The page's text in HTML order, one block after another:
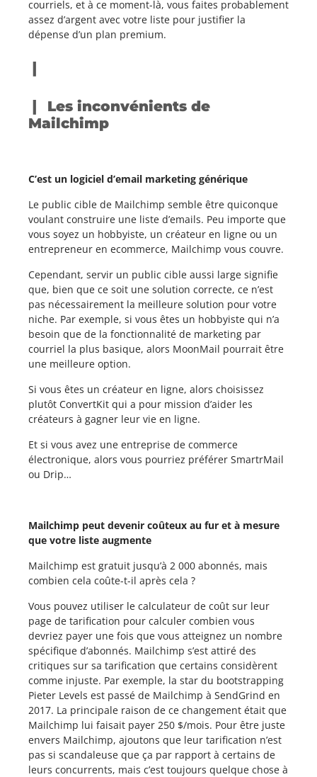
courriels, et à ce moment-là, vous faites probablement
assez d’argent avec votre liste pour justifier la
dépense d’un plan premium.
Les inconvénients de
Mailchimp
C’est un logiciel d’email marketing générique
Le public cible de Mailchimp semble être quiconque
voulant construire une liste d’emails. Peu importe que
vous soyez un hobbyiste, un créateur en ligne ou un
entrepreneur en ecommerce, Mailchimp vous couvre.
Cependant, servir un public cible aussi large signifie
que, bien que ce soit une solution correcte, ce n’est
pas nécessairement la meilleure solution pour votre
niche. Par exemple, si vous êtes un hobbyiste qui n’a
besoin que de la fonctionnalité de marketing par
courriel la plus basique, alors MoonMail pourrait être
une meilleure option.
Si vous êtes un créateur en ligne, alors choisissez
plutôt ConvertKit qui a pour mission d’aider les
créateurs à gagner leur vie en ligne.
Et si vous avez une entreprise de commerce
électronique, alors vous pourriez préférer SmartrMail
ou Drip…
Mailchimp peut devenir coûteux au fur et à mesure
que votre liste augmente
Mailchimp est gratuit jusqu’à 2 000 abonnés, mais
combien cela coûte-t-il après cela ?
Vous pouvez utiliser le calculateur de coût sur leur
page de tarification pour calculer combien vous
devriez payer une fois que vous atteignez un nombre
spécifique d’abonnés. Mailchimp s’est attiré des
critiques sur sa tarification que certains considèrent
comme injuste. Par exemple, la star du bootstrapping
Pieter Levels est passé de Mailchimp à SendGrind en
2017. La principale raison de ce changement était que
Mailchimp lui faisait payer 250 $/mois. Pour être juste
envers Mailchimp, ajoutons que leur tarification n’est
pas si scandaleuse que ça par rapport à certains de
leurs concurrents, mais c’est toujours quelque chose à